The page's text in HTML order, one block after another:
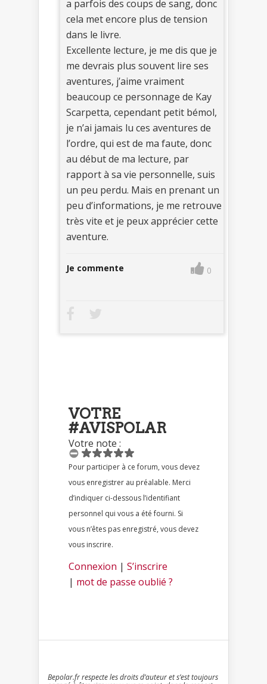
a parfois des coups de sang, donc
cela met encore plus de tension
dans le livre.
Excellente lecture, je me dis que je
me devrais plus souvent lire ses
aventures, j’aime vraiment
beaucoup ce personnage de Kay
Scarpetta, cependant petit bémol,
je n’ai jamais lu ces aventures de
l’ordre, qui est de ma faute, donc
au début de ma lecture, par
rapport à sa vie personnelle, suis
un peu perdu. Mais en prenant un
peu d’informations, je me retrouve
très vite et je peux apprécier cette
aventure.
Je commente 0
VOTRE
#AVISPOLAR
Votre note :
Pour participer à ce forum, vous devez
vous enregistrer au préalable. Merci
d’indiquer ci-dessous l’identifiant
personnel qui vous a été fourni. Si
vous n’êtes pas enregistré, vous devez
vous inscrire.
Connexion | S’inscrire
| mot de passe oublié ?
Bepolar.fr respecte les droits d’auteur et s’est toujours